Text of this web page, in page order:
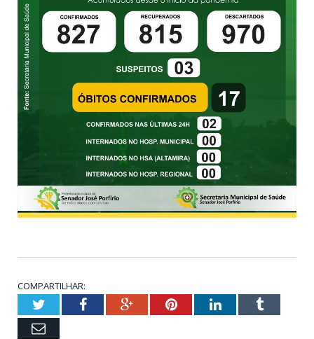
COMPARTILHAR:
TwitterFacebookGoogle+PinterestLinkedInTumblr
Email